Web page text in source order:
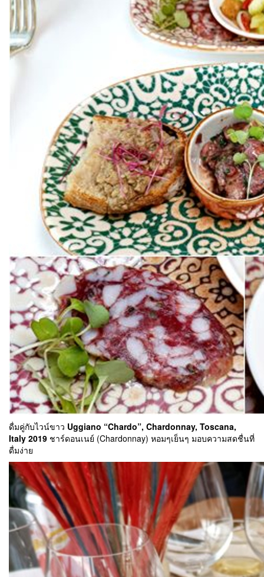
ดื่มคู่กับไวน์ขาว Uggiano “Chardo”, Chardonnay, Toscana,
Italy 2019 ชาร์ดอนเนย์ (Chardonnay) หอมๆเย็นๆ มอบความสดชื่นที่
ดื่มง่าย